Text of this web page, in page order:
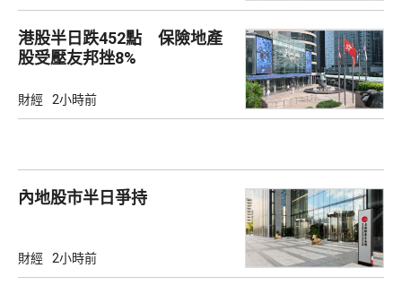
港股半日跌452點 保險地產
股受壓友邦挫8%
財經 2小時前
內地股市半日爭持
財經 2小時前